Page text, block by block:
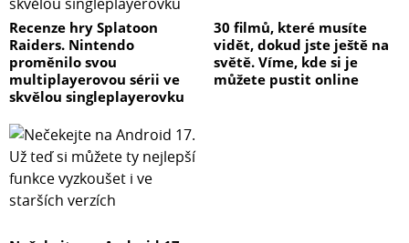
Recenze hry Splatoon
Raiders. Nintendo
proměnilo svou
multiplayerovou sérii ve
skvělou singleplayerovku
30 filmů, které musíte
vidět, dokud jste ještě na
světě. Víme, kde si je
můžete pustit online